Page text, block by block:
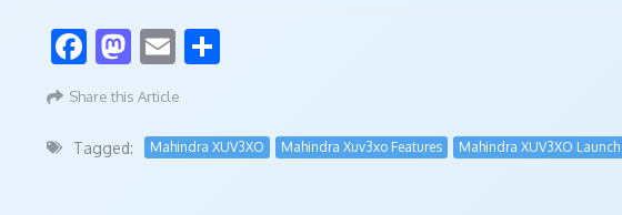
Facebook
Mastodon
Email
Share this Article
Tagged: Mahindra XUV3XO Mahindra Xuv3xo Features Mahindra XUV3XO Launch